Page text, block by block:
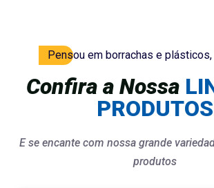
Pensou em borrachas e plásticos,
Confira a Nossa
PRODUTOS
E se encante com nossa grande
produtos